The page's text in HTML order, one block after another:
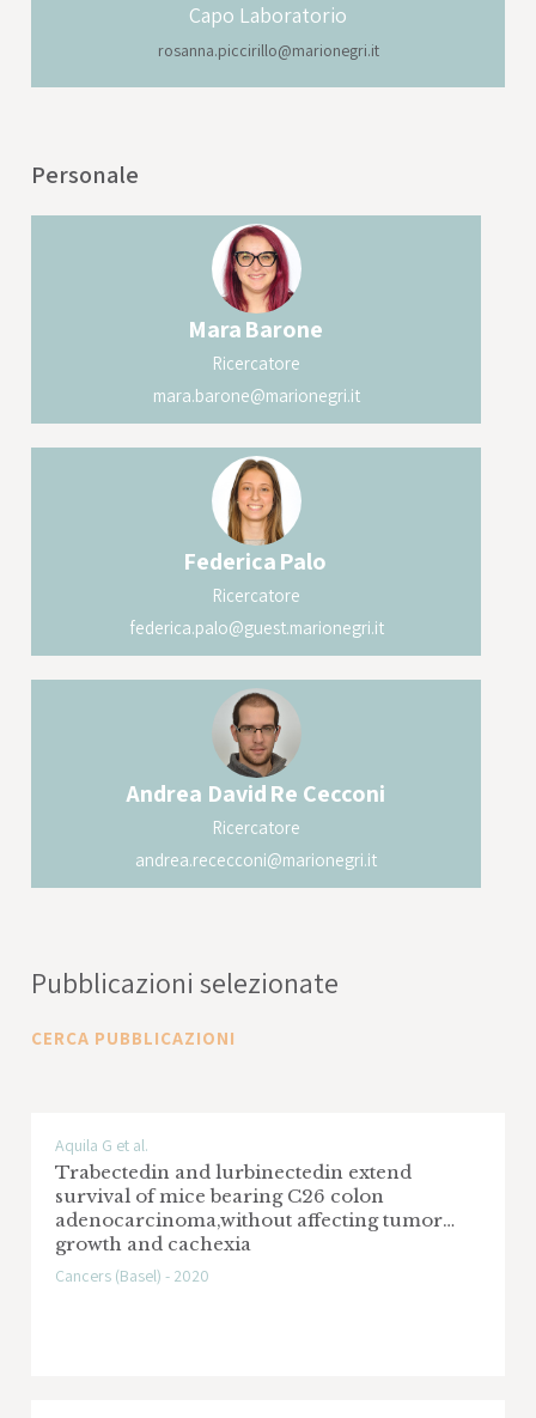
Capo Laboratorio
rosanna.piccirillo@marionegri.it
Personale
MaraBarone
Ricercatore
mara.barone@marionegri.it
FedericaPalo
Ricercatore
federica.palo@guest.marionegri.it
Andrea DavidRe Cecconi
Ricercatore
andrea.rececconi@marionegri.it
Pubblicazioni selezionate
CERCA PUBBLICAZIONI
Aquila G et al.
Trabectedin and lurbinectedin extend
survival of mice bearing C26 colon
adenocarcinoma,without affecting tumor
growth and cachexia
Cancers (Basel) - 2020